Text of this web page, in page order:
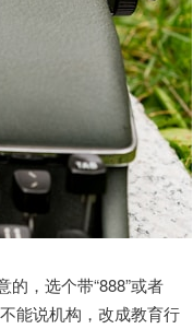
，选个带“888”或者
能说机构，改成教育行